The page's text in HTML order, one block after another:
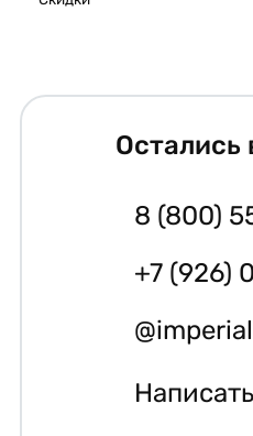
Остались
8 (800)
+7 (926)